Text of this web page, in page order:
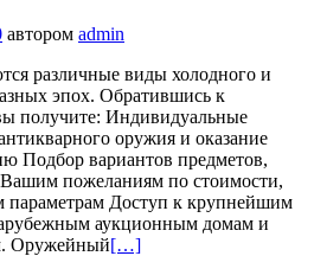
автором admin
различные виды холодного и
эпох. Обратившись к
получите: Индивидуальные
оружия и оказание
Подбор вариантов предметов,
пожеланиям по стоимости,
параметрам Доступ к крупнейшим
аукционным домам и
Оружейный[…]